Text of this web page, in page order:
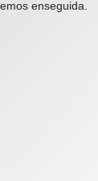
enseguida.